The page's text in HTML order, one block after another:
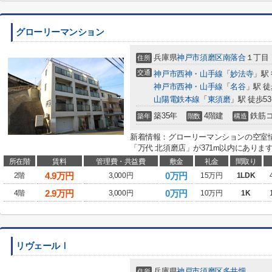
グローリーマンション
住所 兵庫県神戸市須磨区南落合１丁目
交通 神戸市西神・山手線 「妙法寺」駅
神戸市西神・山手線 「名谷」駅
山陽電鉄本線 「 東須磨」駅 徒歩
築年 築35年 階数 4階建 構造 鉄筋
新着情報：グローリーマンションの空
「万代 北須磨店」が371m以内にあり
所在階 賃料 管理費・共益費 敷金 礼金
間取り
2階
4.9万円 3,000円 0万円 15万円 1LDK
4階 2.9万円 3,000円 0万円 10万円 1K
リヴェールⅠ